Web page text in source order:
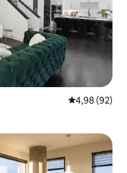
Prosječna
4,98 (92)